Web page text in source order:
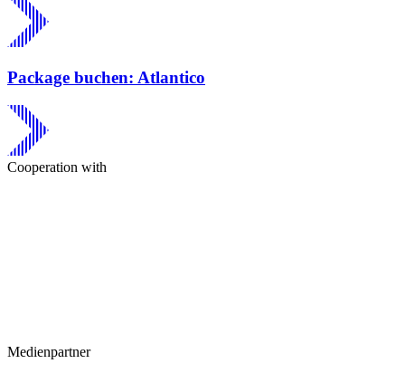
Package buchen: Atlantico
Cooperation with
Medienpartner